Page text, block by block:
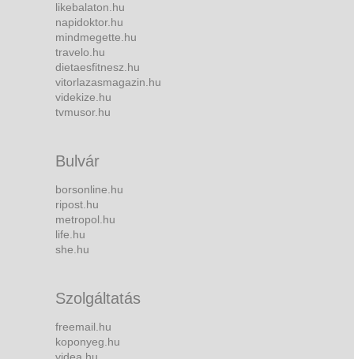
likebalaton.hu
napidoktor.hu
mindmegette.hu
travelo.hu
dietaesfitnesz.hu
vitorlazasmagazin.hu
videkize.hu
tvmusor.hu
Bulvár
borsonline.hu
ripost.hu
metropol.hu
life.hu
she.hu
Szolgáltatás
freemail.hu
koponyeg.hu